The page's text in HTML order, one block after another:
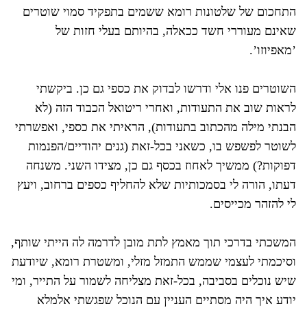
התחכום של שלטונות רומא ששמים בתפקיד סמוי שוטרים
שאינם מעוררי חשד ככאלה, בהיותם בעלי חזות של
’מאפיוזו’.
השוטרים פנו אלי ודרשו לבדוק את כספי גם כן. ביקשתי
לראות שוב את התעודות, ואחרי ריטואל הכבוד הזה (לא
הבנתי מילה מהכתוב בתעודות), הראיתי את כספי, ואפשרתי
לשוטר לפשפש בו, כשאני בכל-זאת (גנים יהודיים/הפנמות
דפוקות?) ממשיך לאחוז בכסף גם כן, מצידו השני. משנחה
דעתו, הורה לי בסמכותיות שלא להחליף כספים ברחוב, ויעץ
לי להזהר מכייסים.
המשכתי בדרכי תוך מאמץ לתת מובן לדרמה לה הייתי שותף,
וסיכמתי לעצמי שממש התמזל מזלי, ומשטרת רומא, שיודעת
שיש נוכלים בסביבה, בכל-זאת מצליחה לשמור על התייר, ומי
יודע איך היה מסתיים העניין עם הנוכל שפגשתי אלמלא